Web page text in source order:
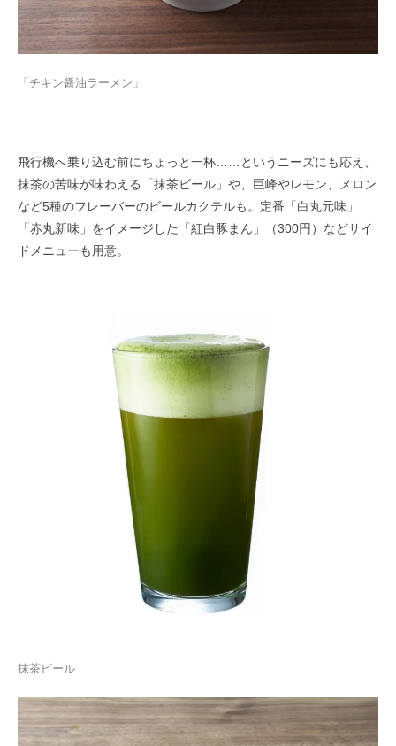
「チキン醤油ラーメン」
飛行機へ乗り込む前にちょっと一杯……というニーズにも応え、
抹茶の苦味が味わえる「抹茶ビール」や、巨峰やレモン、メロン
など5種のフレーバーのビールカクテルも。定番「白丸元味」
「赤丸新味」をイメージした「紅白豚まん」（300円）などサイ
ドメニューも用意。
抹茶ビール